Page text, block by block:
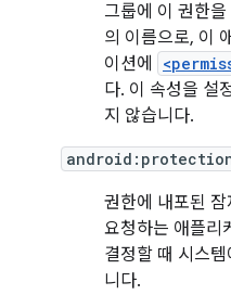
그룹에 이 권한
의 이름으로, 이
이션에
다. 이 속성을 설
지 않습니다.
권한에 내포된
요청하는 애플리
결정할 때 시스
니다.